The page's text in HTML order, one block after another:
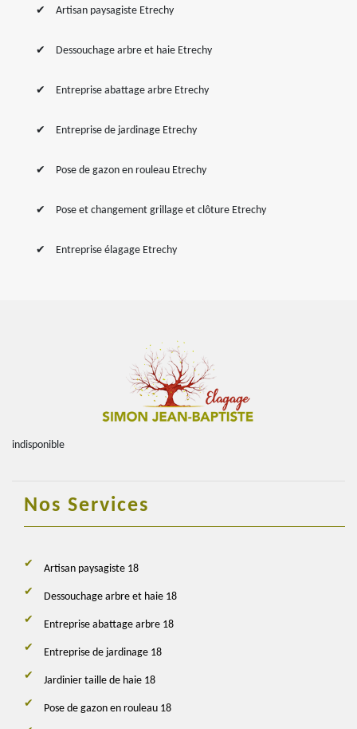
Artisan paysagiste Etrechy
Dessouchage arbre et haie Etrechy
Entreprise abattage arbre Etrechy
Entreprise de jardinage Etrechy
Pose de gazon en rouleau Etrechy
Pose et changement grillage et clôture Etrechy
Entreprise élagage Etrechy
indisponible
Nos Services
Artisan paysagiste 18
Dessouchage arbre et haie 18
Entreprise abattage arbre 18
Entreprise de jardinage 18
Jardinier taille de haie 18
Pose de gazon en rouleau 18